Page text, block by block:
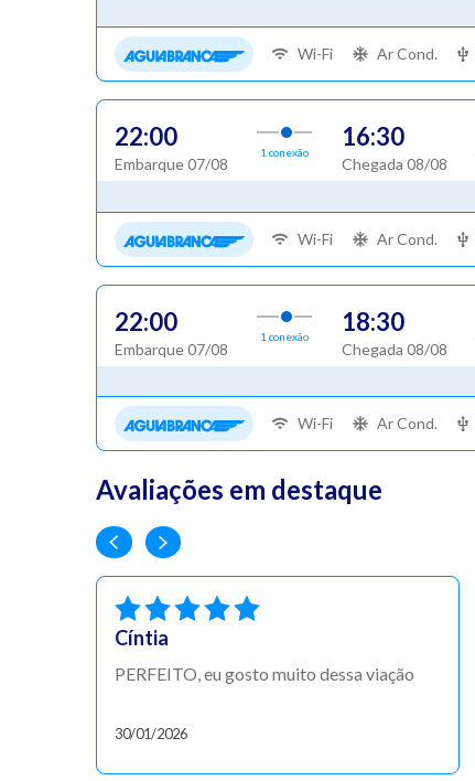
Wi-Fi Ar Cond.
22:00
Embarque 07/08
1 conexão
16:30
Chegada 08/08
Wi-Fi Ar Cond.
22:00
Embarque 07/08
1 conexão
18:30
Chegada 08/08
Wi-Fi Ar Cond.
Avaliações em destaque
Cíntia
PERFEITO, eu gosto muito dessa viação
30/01/2026